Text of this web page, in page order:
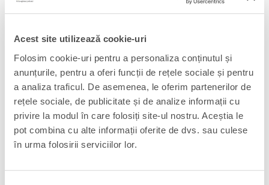
Acest site utilizează cookie-uri
Folosim cookie-uri pentru a personaliza conținutul și
anunțurile, pentru a oferi funcții de rețele sociale și pentru
a analiza traficul. De asemenea, le oferim partenerilor de
rețele sociale, de publicitate și de analize informații cu
privire la modul în care folosiți site-ul nostru. Aceștia le
pot combina cu alte informații oferite de dvs. sau culese
în urma folosirii serviciilor lor.
DESCRIERE
From Funko's popular 'POP!' series comes this cool vinyl figure. It
stands approx. 9 cm tall and comes in a window box
packaging.Please note: For this item, demand is expected to
be higher than the available quantity, which may result in
allocations or cancellations of quantities ordered.
📦Acest produs este nou, sigilat si livrat in ambalajul